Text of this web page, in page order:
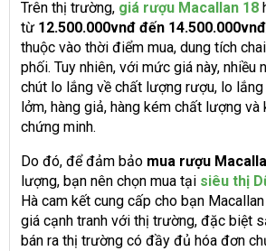
Trên thị trường, giá rượu Macallan 18
từ 12.500.000vnđ đến
thuộc vào thời điểm mua, dung tích
phối. Tuy nhiên, với mức giá này, nhiều
chút lo lắng về chất lượng rượu, lo
lởm, hàng giả, hàng kém chất lượng
chứng minh.
Do đó, để đảm bảo mua rượu
lượng, bạn nên chọn mua tại siêu thị
Hà cam kết cung cấp cho bạn
giá cạnh tranh với thị trường, đặc biệt
bán ra thị trường có đầy đủ hóa đơn